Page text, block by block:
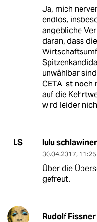
Ja, mich
endlos,
angebliche
daran, dass
unwählbar
CETA ist noch
auf die
wird leider
LS lulu schlawiner
30.04.2017,
Über die
gefreut.
Rudolf Fissner